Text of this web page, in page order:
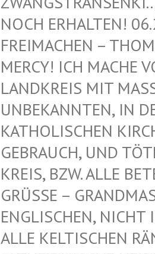
OCH ERHALTEN!
REIMACHEN –
ERCY! ICH MACHE
ANDKREIS MIT
NBEKANNTEN, IN
ATHOLISCHEN
EBRAUCH, UND
REIS, BZW. ALLE
GRÜSSE –
NGLISCHEN, NICHT
LLE KELTISCHEN